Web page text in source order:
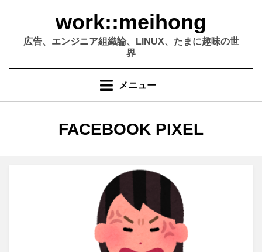
work::meihong
広告、エンジニア組織論、LINUX、たまに趣味の世
界
メニュー
タグ
:
FACEBOOK PIXEL